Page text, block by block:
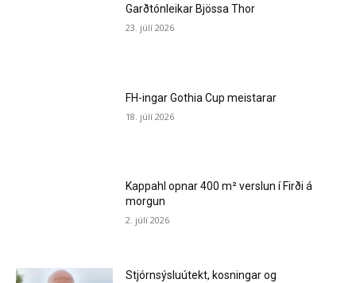
Garðtónleikar Bjössa Thor
23. júlí 2026
FH-ingar Gothia Cup meistarar
18. júlí 2026
Kappahl opnar 400 m² verslun í Firði á
morgun
2. júlí 2026
Stjórnsýsluútekt, kosningar og